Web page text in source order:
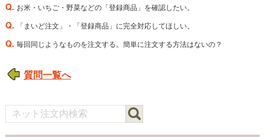
Q. お米・いちご・野菜などの「登録商品」を確認したい。
Q. 「まいど注文」・「登録商品」に完全対応してほしい。
Q. 毎回同じようなものを注文する。簡単に注文する方法はないの？
質問一覧へ